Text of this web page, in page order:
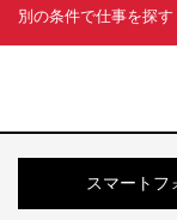
別の条件で仕事を探す
スマートフ